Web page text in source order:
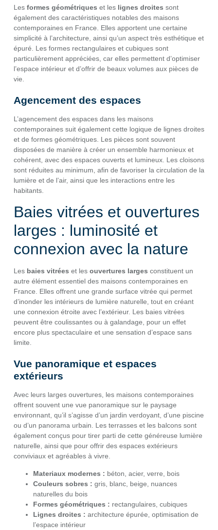
Les formes géométriques et les lignes droites sont
également des caractéristiques notables des maisons
contemporaines en France. Elles apportent une certaine
simplicité à l’architecture, ainsi qu’un aspect très esthétique et
épuré. Les formes rectangulaires et cubiques sont
particulièrement appréciées, car elles permettent d’optimiser
l’espace intérieur et d’offrir de beaux volumes aux pièces de
vie.
Agencement des espaces
L’agencement des espaces dans les maisons
contemporaines suit également cette logique de lignes droites
et de formes géométriques. Les pièces sont souvent
disposées de manière à créer un ensemble harmonieux et
cohérent, avec des espaces ouverts et lumineux. Les cloisons
sont réduites au minimum, afin de favoriser la circulation de la
lumière et de l’air, ainsi que les interactions entre les
habitants.
Baies vitrées et ouvertures
larges : luminosité et
connexion avec la nature
Les baies vitrées et les ouvertures larges constituent un
autre élément essentiel des maisons contemporaines en
France. Elles offrent une grande surface vitrée qui permet
d’inonder les intérieurs de lumière naturelle, tout en créant
une connexion étroite avec l’extérieur. Les baies vitrées
peuvent être coulissantes ou à galandage, pour un effet
encore plus spectaculaire et une sensation d’espace sans
limite.
Vue panoramique et espaces
extérieurs
Avec leurs larges ouvertures, les maisons contemporaines
offrent souvent une vue panoramique sur le paysage
environnant, qu’il s’agisse d’un jardin verdoyant, d’une piscine
ou d’un panorama urbain. Les terrasses et les balcons sont
également conçus pour tirer parti de cette généreuse lumière
naturelle, ainsi que pour offrir des espaces extérieurs
conviviaux et agréables à vivre.
Materiaux modernes : béton, acier, verre, bois
Couleurs sobres : gris, blanc, beige, nuances
naturelles du bois
Formes géométriques : rectangulaires, cubiques
Lignes droites : architecture épurée, optimisation de
l’espace intérieur